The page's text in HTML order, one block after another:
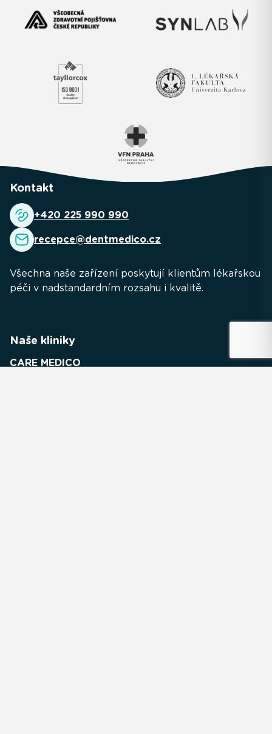
Kontakt
+420 225 990 990
recepce@dentmedico.cz
Všechna naše zařízení poskytují klientům lékařskou
péči v nadstandardním rozsahu i kvalitě.
Naše kliniky
CARE MEDICO